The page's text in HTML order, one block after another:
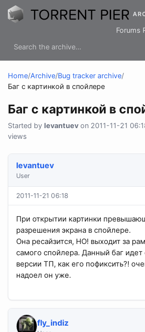
Forums
Home/Archive/Bug tracker archive/
Баг с картинкой в спойлере
Баг с картинкой в
Started by levantuev on 2011-11-21
views
levantuev
User
2011-11-21 06:18
При открытии картинки
разрешения экрана в спойлере.
Она ресайзится, НО! выходит за
самого спойлера. Данный баг
версии ТП, как его пофиксить?!
надоел он уже.
fly_indiz